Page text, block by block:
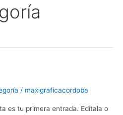
/ maxigraficacordoba
es tu primera entrada. Edítala o